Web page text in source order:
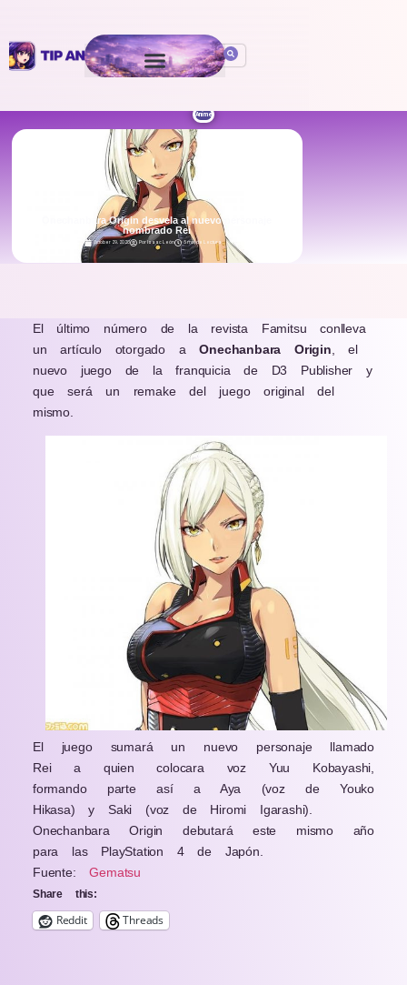
Anime
Onechanbara Origin desvela al nuevo personaje
nombrado Rei
October 29, 2020 Por Isaac León 5 min de Lectura .
El último número de la revista Famitsu conlleva
un artículo otorgado aOnechanbara Origin , el
nuevo juego de la franquicia de D3 Publisher y
que será un remake del juego original del
mismo.
El juego sumará un nuevo personaje llamado
Rei a quien colocara voz Yuu Kobayashi,
formando parte así a Aya (voz de Youko
Hikasa) y Saki (voz de Hiromi Igarashi).
Onechanbara Origin debutará este mismo año
para las PlayStation 4 de Japón.
Fuente:Gematsu
Share this:
Reddit Threads